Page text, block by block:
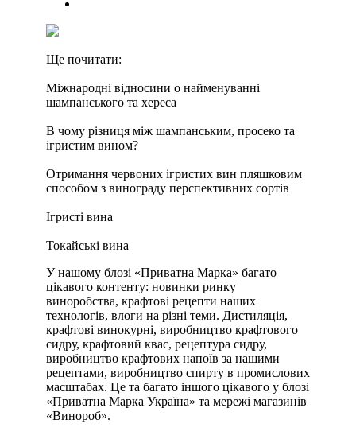
Ще почитати:
Міжнародні відносини о найменуванні
шампанського та хереса
В чому різниця між шампанським, просеко та
ігристим вином?
Отримання червоних ігристих вин пляшковим
способом з винограду перспективних сортів
Ігристі вина
Токайські вина
У нашому блозі «Приватна Марка» багато
цікавого контенту: новинки ринку
виноробства, крафтові рецепти наших
технологів, влоги на різні теми. Дистиляція,
крафтові винокурні, виробництво крафтового
сидру, крафтовий квас, рецептура сидру,
виробництво крафтових напоїв за нашими
рецептами, виробництво спирту в промислових
масштабах. Це та багато іншого цікавого у блозі
«Приватна Марка Україна» та мережі магазинів
«Винороб».